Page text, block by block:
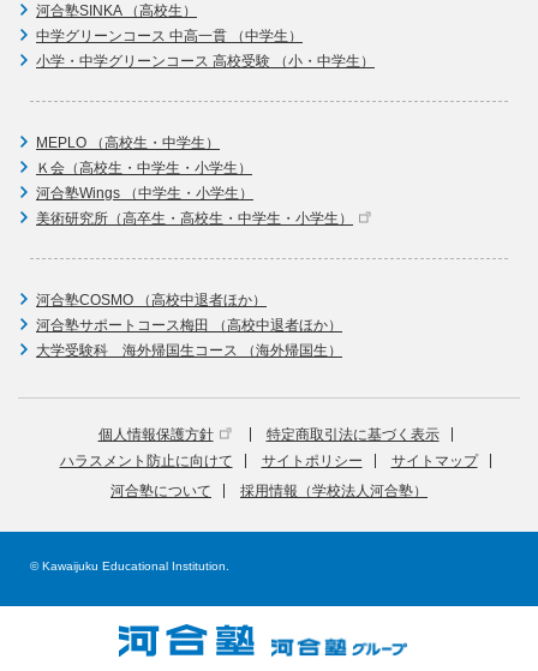
河合塾SINKA （高校生）
中学グリーンコース 中高一貫 （中学生）
小学・中学グリーンコース 高校受験 （小・中学生）
MEPLO （高校生・中学生）
Ｋ会（高校生・中学生・小学生）
河合塾Wings （中学生・小学生）
美術研究所（高卒生・高校生・中学生・小学生）
河合塾COSMO （高校中退者ほか）
河合塾サポートコース梅田 （高校中退者ほか）
大学受験科 海外帰国生コース （海外帰国生）
個人情報保護方針
特定商取引法に基づく表示
ハラスメント防止に向けて
サイトポリシー
サイトマップ
河合塾について
採用情報（学校法人河合塾）
© Kawaijuku Educational Institution.